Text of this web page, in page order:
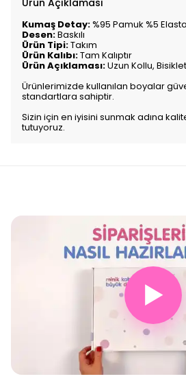
Kumaş Detay:%95 Pamuk %5
Desen:Baskılı
Ürün Tipi:Takım
Ürün Kalıbı:Tam Kalıptır
Ürün Açıklaması:Uzun Kollu,
Ürünlerimizde kullanılan boyalar
standartlara sahiptir.
Sizin için en iyisini sunmak adına
tutuyoruz.
▶